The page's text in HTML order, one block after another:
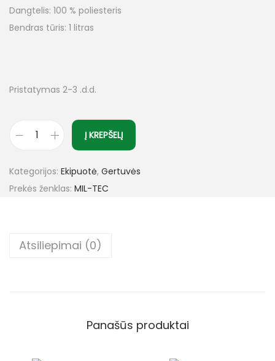
Dangtelis: 100 % poliesteris
Bendras tūris: 1 litras
Pristatymas 2-3 .d.d.
Į KREPŠELĮ
Kategorijos: Ekipuotė, Gertuvės
Prekės ženklas: MIL-TEC
Atsiliepimai (0)
Panašūs produktai